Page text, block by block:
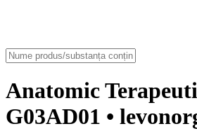
Anatomic
G03AD01 •